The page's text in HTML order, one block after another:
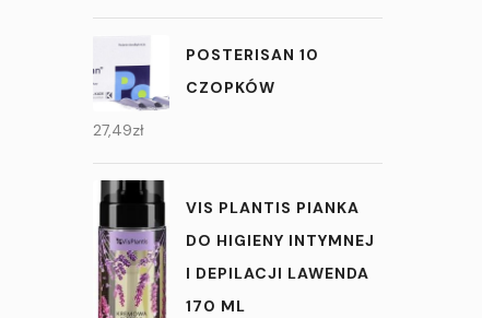
POSTERISAN 10
CZOPKÓW
27,49zł
VIS PLANTIS PIANKA
DO HIGIENY INTYMNEJ
I DEPILACJI LAWENDA
170 ML